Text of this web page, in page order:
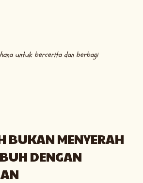
untuk bercerita dan berbagi
BUKAN MENYERAH
DENGAN